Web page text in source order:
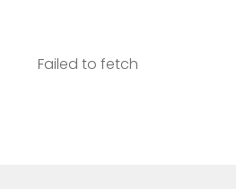
Failed to fetch